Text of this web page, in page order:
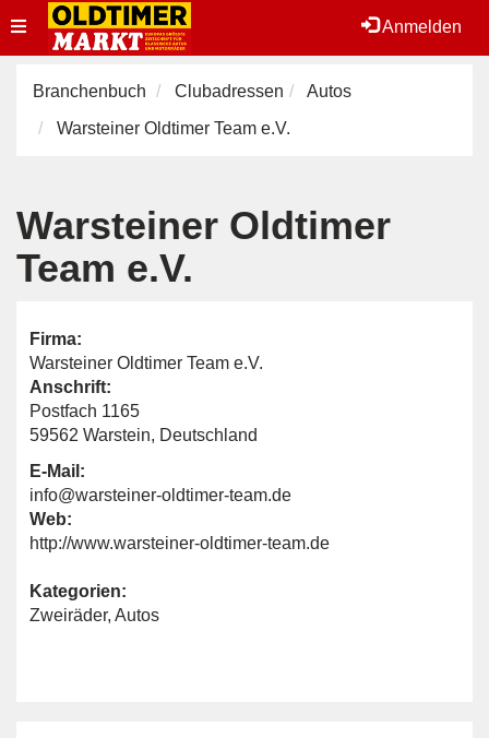
Anmelden
Toggle
navigation
Branchenbuch Clubadressen
Autos
Warsteiner Oldtimer Team e.V.
Warsteiner Oldtimer
Team e.V.
Firma:
Warsteiner Oldtimer Team e.V.
Anschrift:
Postfach 1165
59562 Warstein, Deutschland
E-Mail:
info@warsteiner-oldtimer-team.de
Web:
http://www.warsteiner-oldtimer-team.de
Kategorien:
Zweiräder, Autos